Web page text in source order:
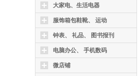
大家电、生活电器
服饰箱包鞋靴、 运动
钟表、 礼品、 图书报刊
电脑办公、 手机数码
微店铺